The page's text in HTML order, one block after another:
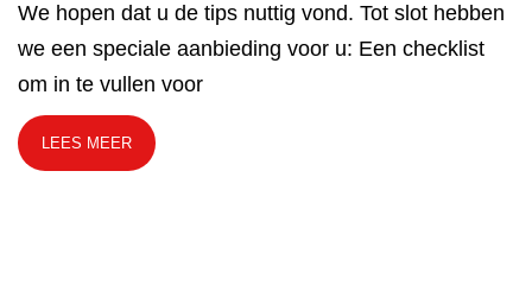
We hopen dat u de tips nuttig vond. Tot slot hebben
we een speciale aanbieding voor u: Een checklist
om in te vullen voor
LEES MEER